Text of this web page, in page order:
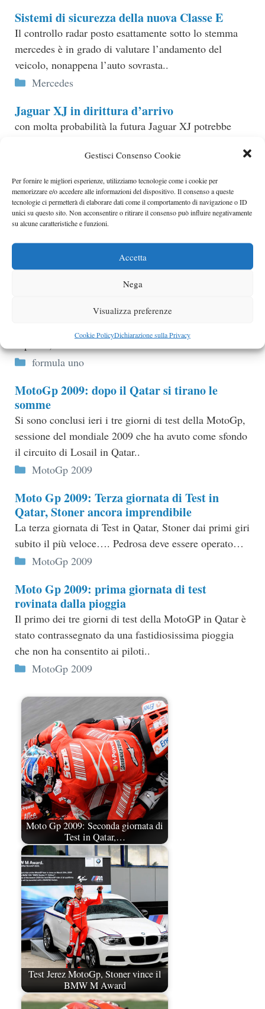
Gestisci Consenso Cookie
Per fornire le migliori esperienze, utilizziamo tecnologie come i cookie per
memorizzare e/o accedere alle informazioni del dispositivo. Il consenso a queste
tecnologie ci permetterà di elaborare dati come il comportamento di navigazione o ID
unici su questo sito. Non acconsentire o ritirare il consenso può influire negativamente
su alcune caratteristiche e funzioni.
Accetta
Nega
Visualizza preferenze
Cookie PolicyDichiarazione sulla Privacy
Sistemi di sicurezza della nuova Classe E
Il controllo radar posto esattamente sotto lo stemma
mercedes è in grado di valutare l’andamento del
veicolo, nonappena l’auto sovrasta..
Categorie
Mercedes
Jaguar XJ in dirittura d’arrivo
con molta probabilità la futura Jaguar XJ potrebbe
Jaguar
Smart ForTwo Brabus Electric Drive
La Smart ForTwo Electric Drive è alimentata da un
Categorie
Smart
Negli intenti di Brawn sembra chiaramente
capitolo, di scrivere una storia nuova..
Categorie
formula uno
MotoGp 2009: dopo il Qatar si tirano le
somme
Si sono conclusi ieri i tre giorni di test della MotoGp,
sessione del mondiale 2009 che ha avuto come sfondo
il circuito di Losail in Qatar..
Categorie
MotoGp 2009
Moto Gp 2009: Terza giornata di Test in
Qatar, Stoner ancora imprendibile
La terza giornata di Test in Qatar, Stoner dai primi giri
subito il più veloce…. Pedrosa deve essere operato…
Categorie
MotoGp 2009
Moto Gp 2009: prima giornata di test
rovinata dalla pioggia
Il primo dei tre giorni di test della MotoGP in Qatar è
stato contrassegnato da una fastidiosissima pioggia
che non ha consentito ai piloti..
Categorie
MotoGp 2009
Moto Gp 2009: Seconda giornata di
Test in Qatar,…
Test Jerez MotoGp, Stoner vince il
BMW M Award